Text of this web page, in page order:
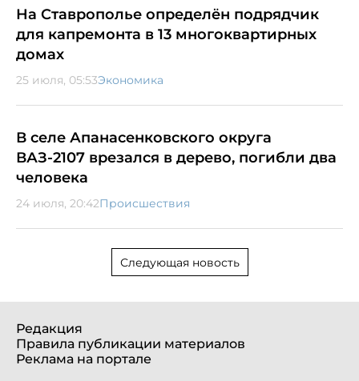
На Ставрополье определён подрядчик
для капремонта в 13 многоквартирных
домах
25 июля, 05:53Экономика
В селе Апанасенковского округа
ВАЗ-2107 врезался в дерево, погибли два
человека
24 июля, 20:42Происшествия
Следующая новость
Редакция
Правила публикации материалов
Реклама на портале